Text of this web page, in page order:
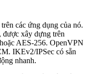
các ứng dụng của nó.
xây dựng trên
AES-256. OpenVPN
IKEv2/IPSec có sẵn
nhanh.